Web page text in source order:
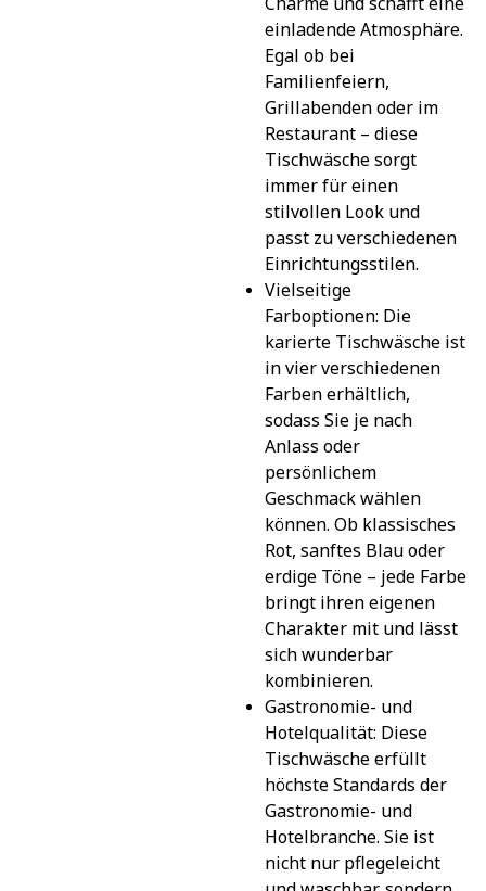
einladende Atmosphäre.
Egal ob bei
Familienfeiern,
Grillabenden oder im
Restaurant – diese
Tischwäsche sorgt
immer für einen
stilvollen Look und
passt zu verschiedenen
Einrichtungsstilen.
Vielseitige
Farboptionen: Die
karierte Tischwäsche ist
in vier verschiedenen
Farben erhältlich,
sodass Sie je nach
Anlass oder
persönlichem
Geschmack wählen
können. Ob klassisches
Rot, sanftes Blau oder
erdige Töne – jede Farbe
bringt ihren eigenen
Charakter mit und lässt
sich wunderbar
kombinieren.
Gastronomie- und
Hotelqualität: Diese
Tischwäsche erfüllt
höchste Standards der
Gastronomie- und
Hotelbranche. Sie ist
nicht nur pflegeleicht